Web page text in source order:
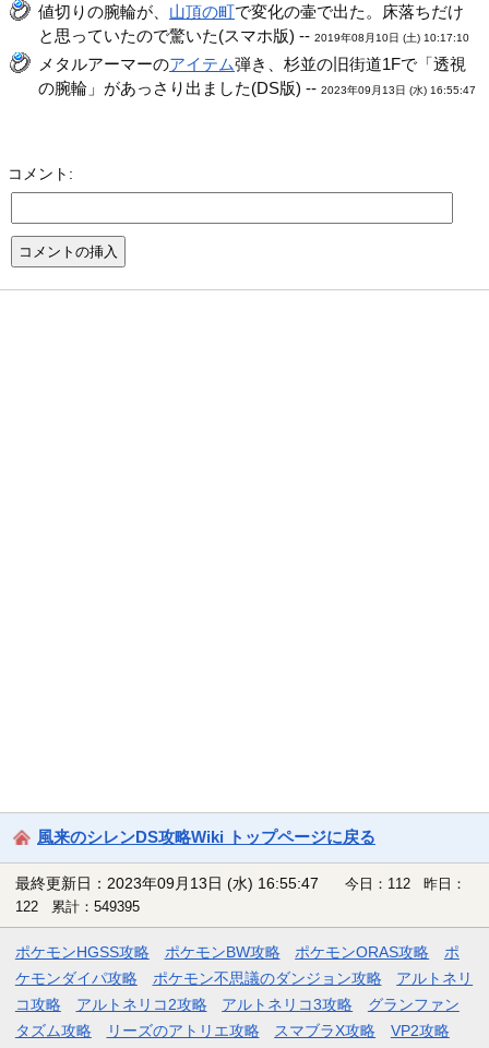
値切りの腕輪が、 山頂の町で変化の壷で出た。床落ちだけ
と思っていたので驚いた(スマホ版) --2019年08月10日 (土) 10:17:10
メタルアーマーのアイテム弾き、杉並の旧街道1Fで「透視
の腕輪」があっさり出ました(DS版) --2023年09月13日 (水) 16:55:47
コメント:
風来のシレンDS攻略Wiki トップページに戻る
最終更新日：2023年09月13日 (水) 16:55:47
今日：112 昨日：
122 累計：549395
ポケモンHGSS攻略 ポケモンBW攻略 ポケモンORAS攻略
ポ
ケモンダイパ攻略
ポケモン不思議のダンジョン攻略
アルトネリ
コ攻略
アルトネリコ2攻略 アルトネリコ3攻略
グランファン
タズム攻略
リーズのアトリエ攻略 スマブラX攻略
VP2攻略